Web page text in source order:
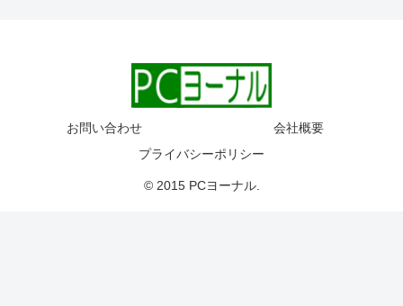
お問い合わせ
会社概要
プライバシーポリシー
© 2015 PCヨーナル.